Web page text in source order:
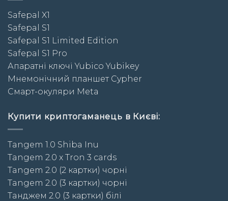
Safepal X1
Safepal S1
Safepal S1 Limited Edition
Safepal S1 Pro
Апаратні ключі Yubico Yubikey
Мнемонічний планшет Cypher
Смарт-окуляри Meta
Купити криптогаманець в Києві:
Tangem 1.0 Shiba Inu
Tangem 2.0 x Tron 3 cards
Tangem 2.0 (2 картки) чорні
Tangem 2.0 (3 картки) чорні
Taнджем 2.0 (3 картки) білі